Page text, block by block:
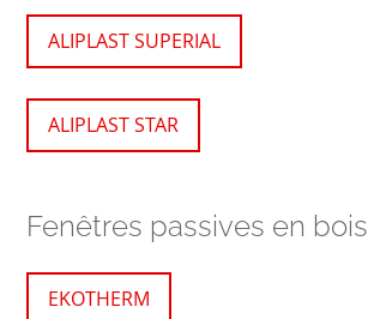
ALIPLAST SUPERIAL
ALIPLAST STAR
Fenêtres passives en bois
EKOTHERM